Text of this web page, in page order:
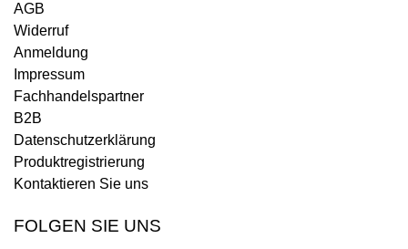
AGB
Widerruf
Anmeldung
Impressum
Fachhandelspartner
B2B
Datenschutzerklärung
Produktregistrierung
Kontaktieren Sie uns
FOLGEN SIE UNS